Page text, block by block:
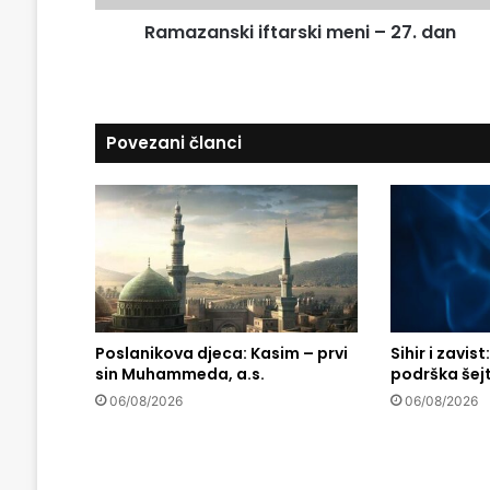
k
a
s
k
n
i
–
2
7
.
Ramazanski iftarski meni – 27. dan
Povezani članci
Poslanikova djeca: Kasim – prvi
sin Muhammeda, a.s.
06/08/2026
Sihir i
podrška
06/08/2026